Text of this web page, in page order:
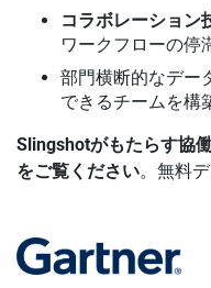
コラボレーション
ワークフローの停
部門横断的なデー
できるチームを構
Slingshotがもたらす協
をご覧ください。無料